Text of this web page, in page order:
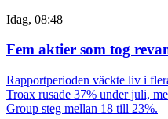
Idag, 08:48
Fem aktier som tog
Rapportperioden väckte liv i
Troax rusade 37% under juli,
Group steg mellan 18 till 23%.